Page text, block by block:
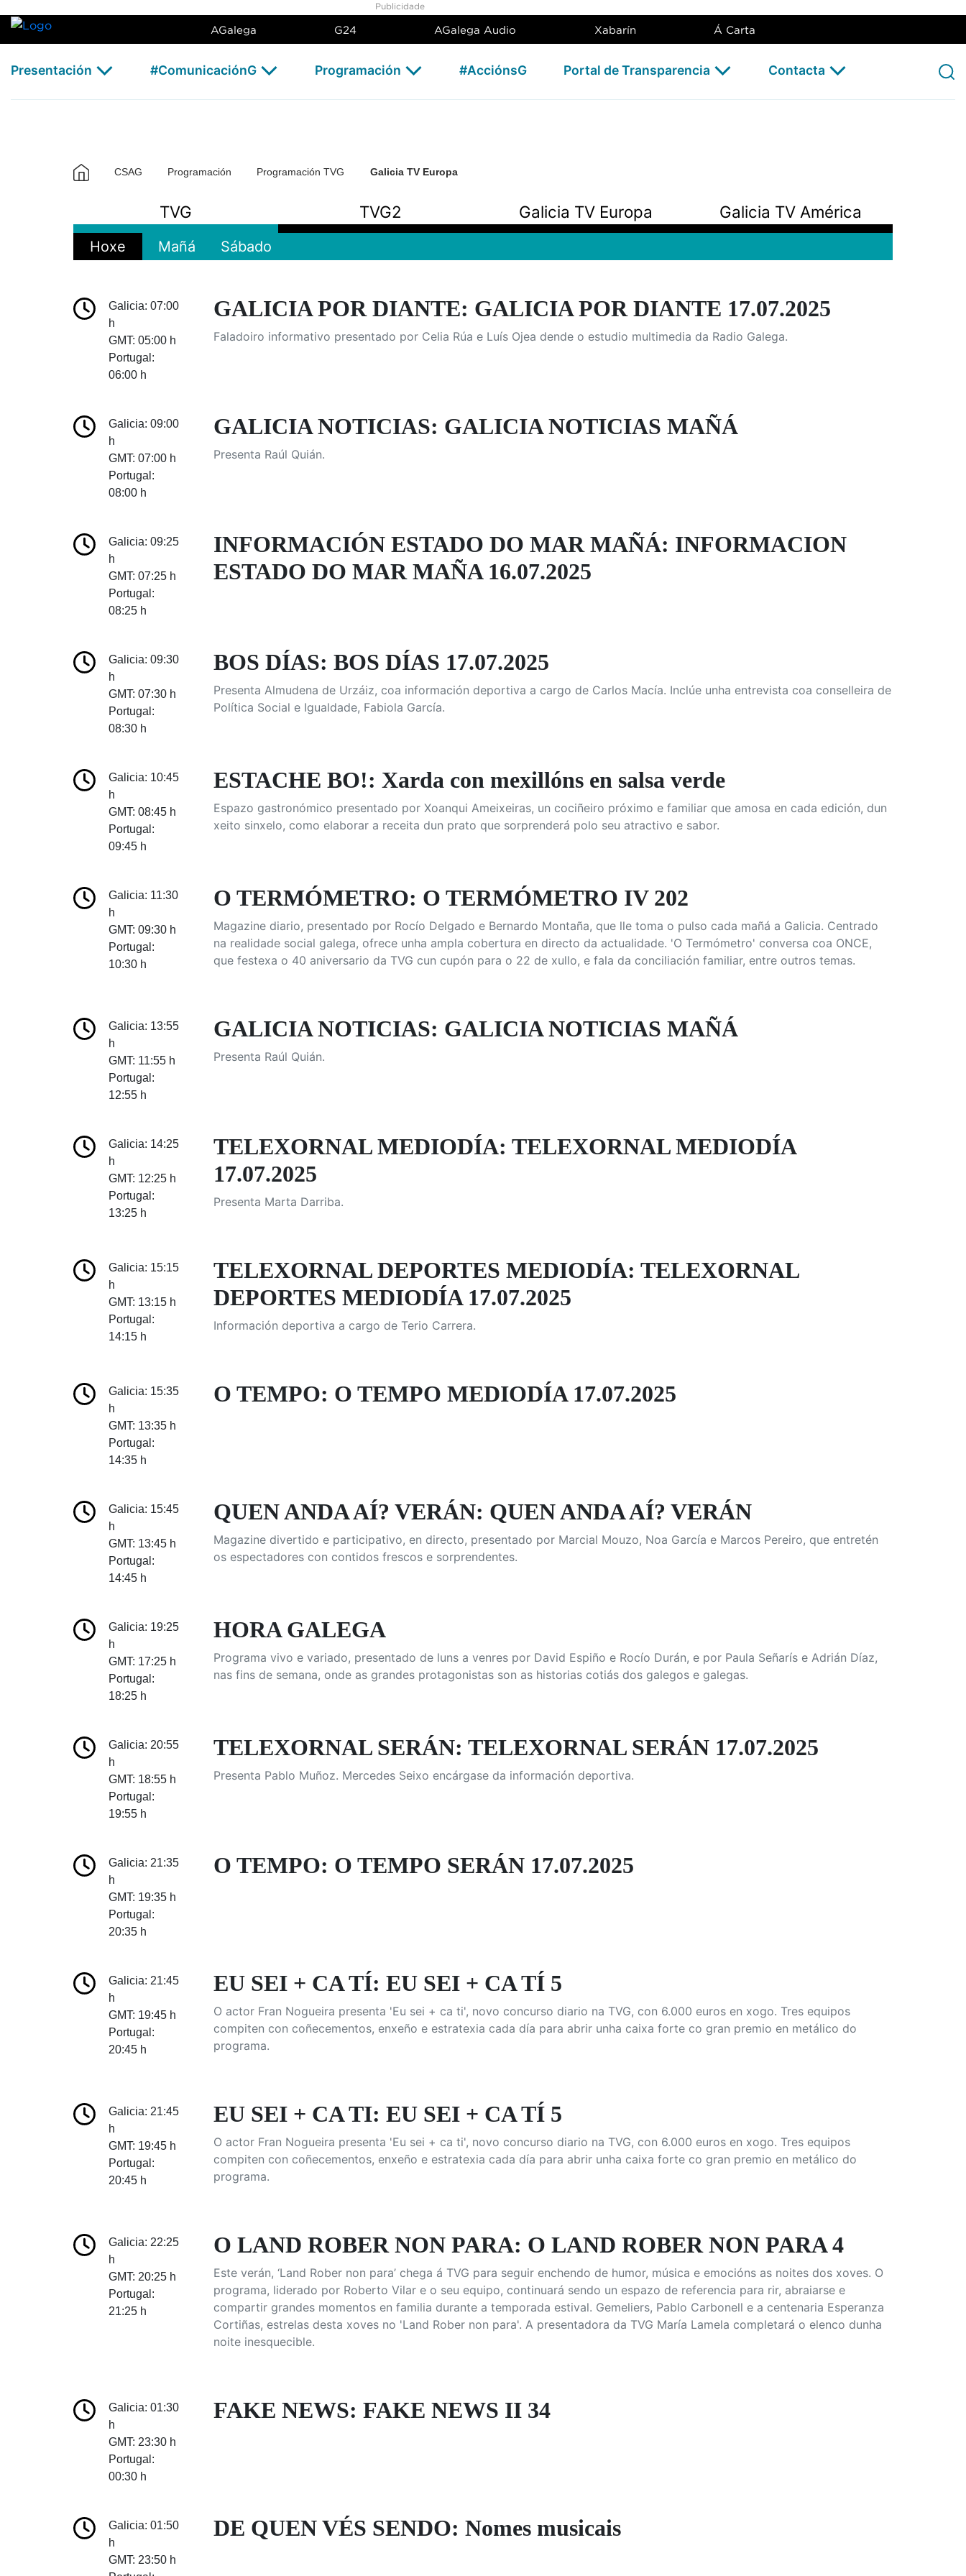
Skip to Main Content
Galicia TV Europa - CSAG Publicidade
AGalega G24 AGalega Audio Xabarín Á Carta
Presentación #ComunicaciónG Programación #AcciónsG Portal de Transparencia Contacta
CSAG Programación Programación TVG Galicia TV Europa
TVG TVG2 Galicia TV Europa Galicia TV América
Hoxe Mañá Sábado
Galicia: 07:00
h
GMT: 05:00 h
Portugal:
06:00 h
GALICIA POR DIANTE: GALICIA POR DIANTE 17.07.2025
Faladoiro informativo presentado por Celia Rúa e Luís Ojea dende o estudio multimedia da Radio Galega.
Galicia: 09:00
h
GMT: 07:00 h
Portugal:
08:00 h
GALICIA NOTICIAS: GALICIA NOTICIAS MAÑÁ
Presenta Raúl Quián.
Galicia: 09:25
h
GMT: 07:25 h
Portugal:
08:25 h
INFORMACIÓN ESTADO DO MAR MAÑÁ: INFORMACION
ESTADO DO MAR MAÑA 16.07.2025
Galicia: 09:30
h
GMT: 07:30 h
Portugal:
08:30 h
BOS DÍAS: BOS DÍAS 17.07.2025
Presenta Almudena de Urzáiz, coa información deportiva a cargo de Carlos Macía. Inclúe unha entrevista coa conselleira de
Política Social e Igualdade, Fabiola García.
Galicia: 10:45
h
GMT: 08:45 h
Portugal:
09:45 h
ESTACHE BO!: Xarda con mexillóns en salsa verde
Espazo gastronómico presentado por Xoanqui Ameixeiras, un cociñeiro próximo e familiar que amosa en cada edición, dun
xeito sinxelo, como elaborar a receita dun prato que sorprenderá polo seu atractivo e sabor.
Galicia: 11:30
h
GMT: 09:30 h
Portugal:
10:30 h
O TERMÓMETRO: O TERMÓMETRO IV 202
Magazine diario, presentado por Rocío Delgado e Bernardo Montaña, que lle toma o pulso cada mañá a Galicia. Centrado
na realidade social galega, ofrece unha ampla cobertura en directo da actualidade. 'O Termómetro' conversa coa ONCE,
que festexa o 40 aniversario da TVG cun cupón para o 22 de xullo, e fala da conciliación familiar, entre outros temas.
Galicia: 13:55
h
GMT: 11:55 h
Portugal:
12:55 h
GALICIA NOTICIAS: GALICIA NOTICIAS MAÑÁ
Presenta Raúl Quián.
Galicia: 14:25
h
GMT: 12:25 h
Portugal:
13:25 h
TELEXORNAL MEDIODÍA: TELEXORNAL MEDIODÍA
17.07.2025
Presenta Marta Darriba.
Galicia: 15:15
h
GMT: 13:15 h
Portugal:
14:15 h
TELEXORNAL DEPORTES MEDIODÍA: TELEXORNAL
DEPORTES MEDIODÍA 17.07.2025
Información deportiva a cargo de Terio Carrera.
Galicia: 15:35
h
GMT: 13:35 h
Portugal:
14:35 h
O TEMPO: O TEMPO MEDIODÍA 17.07.2025
Galicia: 15:45
h
GMT: 13:45 h
Portugal:
14:45 h
QUEN ANDA AÍ? VERÁN: QUEN ANDA AÍ? VERÁN
Magazine divertido e participativo, en directo, presentado por Marcial Mouzo, Noa García e Marcos Pereiro, que entretén
os espectadores con contidos frescos e sorprendentes.
Galicia: 19:25
h
GMT: 17:25 h
Portugal:
18:25 h
HORA GALEGA
Programa vivo e variado, presentado de luns a venres por David Espiño e Rocío Durán, e por Paula Señarís e Adrián Díaz,
nas fins de semana, onde as grandes protagonistas son as historias cotiás dos galegos e galegas.
Galicia: 20:55
h
GMT: 18:55 h
Portugal:
19:55 h
TELEXORNAL SERÁN: TELEXORNAL SERÁN 17.07.2025
Presenta Pablo Muñoz. Mercedes Seixo encárgase da información deportiva.
Galicia: 21:35
h
GMT: 19:35 h
Portugal:
20:35 h
O TEMPO: O TEMPO SERÁN 17.07.2025
Galicia: 21:45
h
GMT: 19:45 h
Portugal:
20:45 h
EU SEI + CA TÍ: EU SEI + CA TÍ 5
O actor Fran Nogueira presenta 'Eu sei + ca ti', novo concurso diario na TVG, con 6.000 euros en xogo. Tres equipos
compiten con coñecementos, enxeño e estratexia cada día para abrir unha caixa forte co gran premio en metálico do
programa.
Galicia: 21:45
h
GMT: 19:45 h
Portugal:
20:45 h
EU SEI + CA TI: EU SEI + CA TÍ 5
O actor Fran Nogueira presenta 'Eu sei + ca ti', novo concurso diario na TVG, con 6.000 euros en xogo. Tres equipos
compiten con coñecementos, enxeño e estratexia cada día para abrir unha caixa forte co gran premio en metálico do
programa.
Galicia: 22:25
h
GMT: 20:25 h
Portugal:
21:25 h
O LAND ROBER NON PARA: O LAND ROBER NON PARA 4
Este verán, ‘Land Rober non para’ chega á TVG para seguir enchendo de humor, música e emocións as noites dos xoves. O
programa, liderado por Roberto Vilar e o seu equipo, continuará sendo un espazo de referencia para rir, abraiarse e
compartir grandes momentos en familia durante a temporada estival. Gemeliers, Pablo Carbonell e a centenaria Esperanza
Cortiñas, estrelas desta xoves no 'Land Rober non para'. A presentadora da TVG María Lamela completará o elenco dunha
noite inesquecible.
Galicia: 01:30
h
GMT: 23:30 h
Portugal:
00:30 h
FAKE NEWS: FAKE NEWS II 34
Galicia: 01:50
h
GMT: 23:50 h
DE QUEN VÉS SENDO: Nomes musicais